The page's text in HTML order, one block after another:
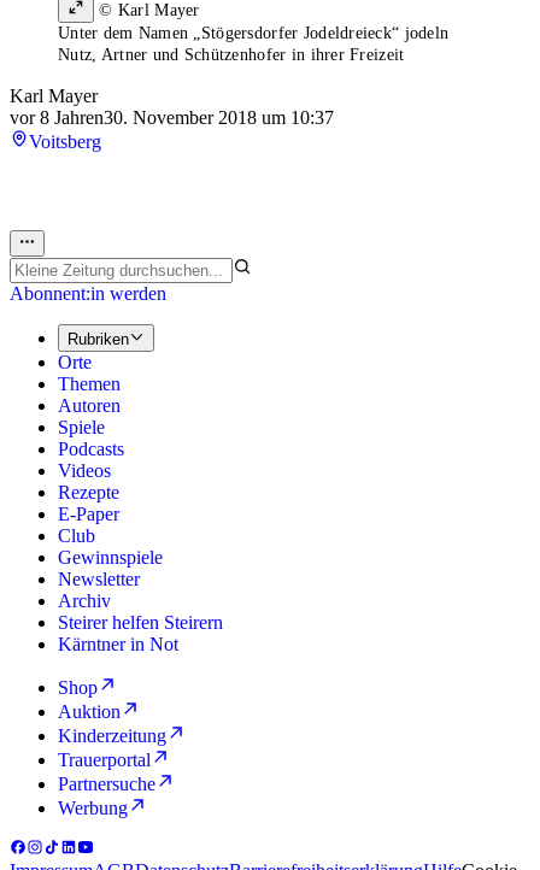
© Karl Mayer
Unter dem Namen „Stögersdorfer Jodeldreieck“ jodeln
Nutz, Artner und Schützenhofer in ihrer Freizeit
Karl Mayer
vor 8 Jahren30. November 2018 um 10:37
Voitsberg
Abonnent:in werden
Rubriken
Orte
Themen
Autoren
Spiele
Podcasts
Videos
Rezepte
E-Paper
Club
Gewinnspiele
Newsletter
Archiv
Steirer helfen Steirern
Kärntner in Not
Shop
Auktion
Kinderzeitung
Trauerportal
Partnersuche
Werbung